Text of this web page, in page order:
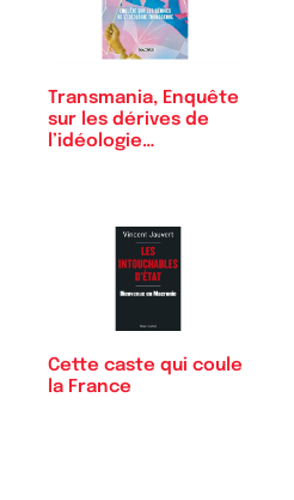
Transmania, Enquête
sur les dérives de
l’idéologie…
Cette caste qui coule
la France